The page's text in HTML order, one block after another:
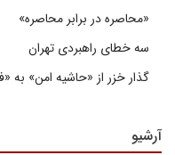
«محاصره در برابر محاصره»
سه خطای راهبردی تهران
گذار خزر از «حاشیه امن» به
آرشیو